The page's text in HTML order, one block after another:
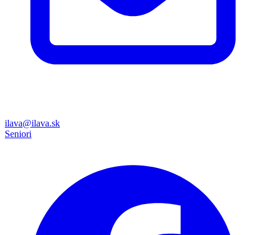
ilava@ilava.sk
Seniori